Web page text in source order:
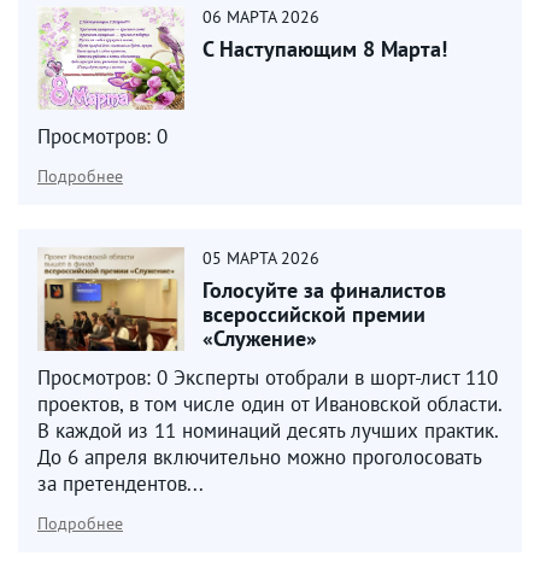
06 МАРТА 2026
С Наступающим 8 Марта!
Просмотров: 0
Подробнее
05 МАРТА 2026
Голосуйте за финалистов
всероссийской премии
«Служение»
Просмотров: 0 Эксперты отобрали в шорт-лист 110
проектов, в том числе один от Ивановской области.
В каждой из 11 номинаций десять лучших практик.
До 6 апреля включительно можно проголосовать
за претендентов...
Подробнее